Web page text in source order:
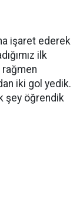
işaret ederek
ilk
iki gol yedik.
şey öğrendik